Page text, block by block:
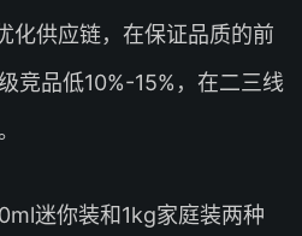
化供应链，在保证品质的前
竞品低10%-15%，在二三线
迷你装和1kg家庭装两种